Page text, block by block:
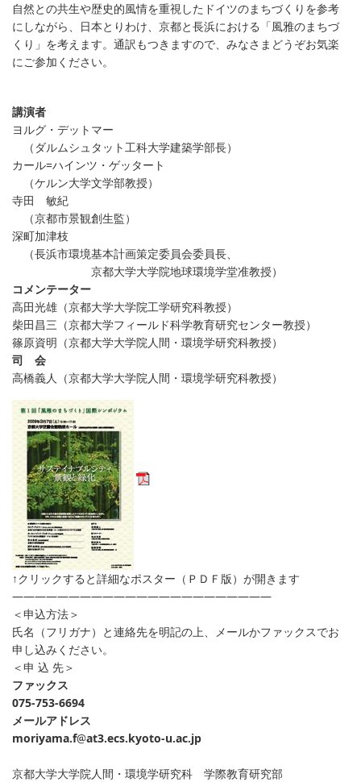
自然との共生や歴史的風情を重視したドイツのまちづくりを参考
にしながら、日本とりわけ、京都と長浜における「風雅のまちづ
くり」を考えます。通訳もつきますので、みなさまどうぞお気楽
にご参加ください。
講演者
ヨルグ・デットマー
（ダルムシュタット工科大学建築学部長）
カール=ハインツ・ゲッタート
（ケルン大学文学部教授）
寺田 敏紀
（京都市景観創生監）
深町加津枝
（長浜市環境基本計画策定委員会委員長、
京都大学大学院地球環境学堂准教授）
コメンテーター
高田光雄（京都大学大学院工学研究科教授）
柴田昌三（京都大学フィールド科学教育研究センター教授）
篠原資明（京都大学大学院人間・環境学研究科教授）
司 会
高橋義人（京都大学大学院人間・環境学研究科教授）
↑クリックすると詳細なポスター（ＰＤＦ版）が開きます
———————————————————————
＜申込方法＞
氏名（フリガナ）と連絡先を明記の上、メールかファックスでお
申し込みください。
＜申 込 先＞
ファックス
075-753-6694
メールアドレス
moriyama.f
at3.ecs.kyoto-u.ac.jp
京都大学大学院人間・環境学研究科 学際教育研究部